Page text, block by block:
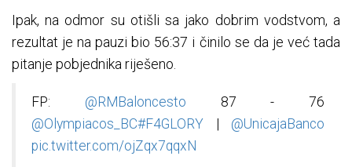
Ipak, na odmor su otišli sa jako dobrim vodstvom, a
rezultat je na pauzi bio 56:37 i činilo se da je već tada
pitanje pobjednika riješeno.
FP: @RMBaloncesto 87 - 76
@Olympiacos_BC#F4GLORY
@UnicajaBanco
pic.twitter.com/ojZqx7qqxN